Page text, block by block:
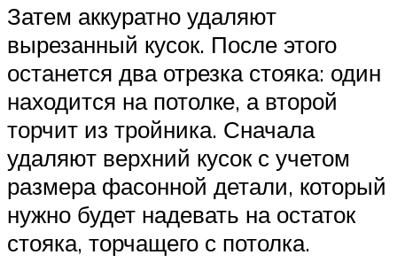
Затем аккуратно удаляют
вырезанный кусок. После этого
останется два отрезка стояка: один
находится на потолке, а второй
торчит из тройника. Сначала
удаляют верхний кусок с учетом
размера фасонной детали, который
нужно будет надевать на остаток
стояка, торчащего с потолка.